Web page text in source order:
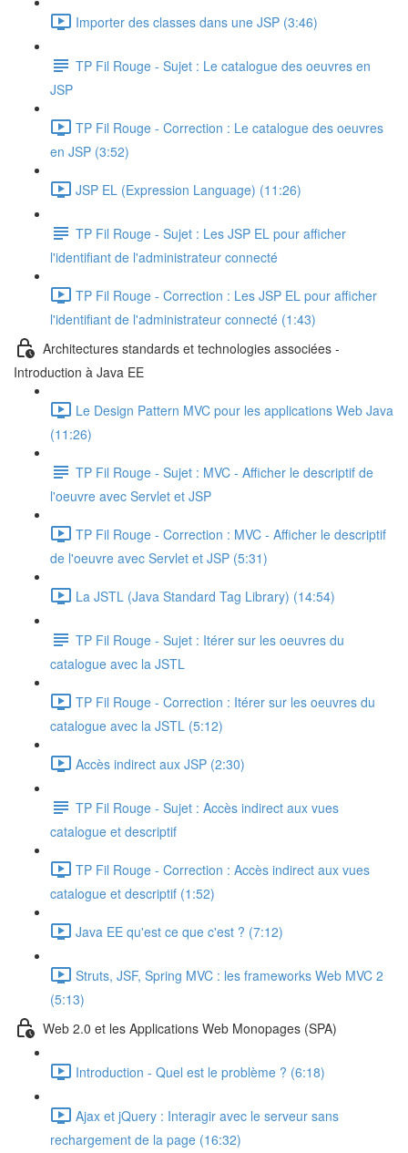
Importer des classes dans une JSP (3:46)
TP Fil Rouge - Sujet : Le catalogue des oeuvres en
JSP
TP Fil Rouge - Correction : Le catalogue des oeuvres
en JSP (3:52)
JSP EL (Expression Language) (11:26)
TP Fil Rouge - Sujet : Les JSP EL pour afficher
l'identifiant de l'administrateur connecté
TP Fil Rouge - Correction : Les JSP EL pour afficher
l'identifiant de l'administrateur connecté (1:43)
Architectures standards et technologies associées -
Introduction à Java EE
Le Design Pattern MVC pour les applications Web Java
(11:26)
TP Fil Rouge - Sujet : MVC - Afficher le descriptif de
l'oeuvre avec Servlet et JSP
TP Fil Rouge - Correction : MVC - Afficher le descriptif
de l'oeuvre avec Servlet et JSP (5:31)
La JSTL (Java Standard Tag Library) (14:54)
TP Fil Rouge - Sujet : Itérer sur les oeuvres du
catalogue avec la JSTL
TP Fil Rouge - Correction : Itérer sur les oeuvres du
catalogue avec la JSTL (5:12)
Accès indirect aux JSP (2:30)
TP Fil Rouge - Sujet : Accès indirect aux vues
catalogue et descriptif
TP Fil Rouge - Correction : Accès indirect aux vues
catalogue et descriptif (1:52)
Java EE qu'est ce que c'est ? (7:12)
Struts, JSF, Spring MVC : les frameworks Web MVC 2
(5:13)
Web 2.0 et les Applications Web Monopages (SPA)
Introduction - Quel est le problème ? (6:18)
Ajax et jQuery : Interagir avec le serveur sans
rechargement de la page (16:32)